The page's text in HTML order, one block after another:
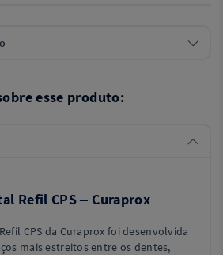
esse produto:
Refil CPS – Curaprox
CPS da Curaprox foi desenvolvida
mais estreitos entre os dentes,